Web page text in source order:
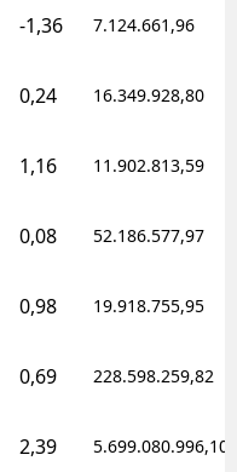
-1,36 7.124.661,96
0,24 16.349.928,80
1,16 11.902.813,59
0,08 52.186.577,97
0,98 19.918.755,95
0,69 228.598.259,82
2,39 5.699.080.996,10